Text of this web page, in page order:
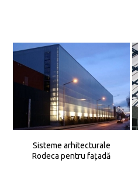
Sisteme arhitecturale
Rodeca pentru fațadă